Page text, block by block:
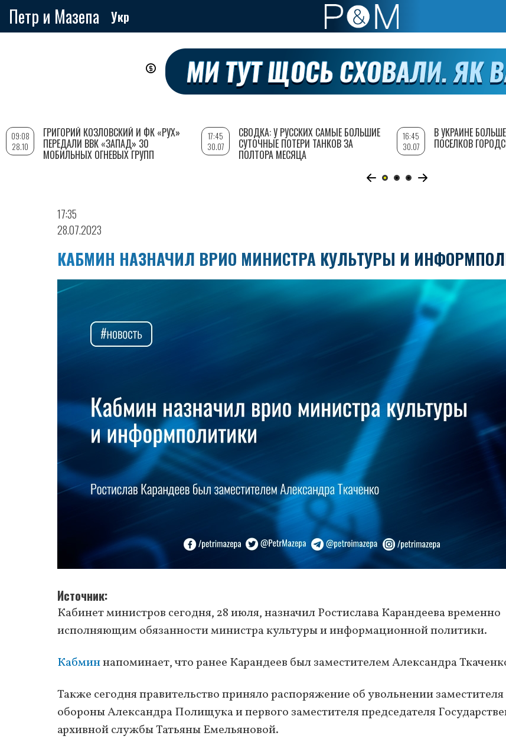
Петр и Мазепа Укр
17:35
28.07.2023
КАБМИН НАЗНАЧИЛ ВРИО МИНИСТРА КУЛЬТУРЫ И
Источник
Кабинет министров сегодня, 28 июля, назначил Ростислава Карандеева временно
исполняющим обязанности министра культуры и информационной политики.
Кабминнапоминает, что ранее Карандеев был заместителем Александра
Также сегодня правительство приняло распоряжение об увольнении
обороны Александра Полищука и первого заместителя председателя
архивной службы Татьяны Емельяновой.
09:08
28.10
ГРИГОРИЙ КОЗЛОВСКИЙ И ФК «РУХ»
ПЕРЕДАЛИ ВВК «ЗАПАД» 30
МОБИЛЬНЫХ ОГНЕВЫХ ГРУПП
17:45
30.07
СВОДКА: У РУССКИХ САМЫЕ БОЛЬШИЕ
СУТОЧНЫЕ ПОТЕРИ ТАНКОВ ЗА
ПОЛТОРА МЕСЯЦА
16:45
30.07
В УКРАИНЕ
ПОСЕЛКОВ